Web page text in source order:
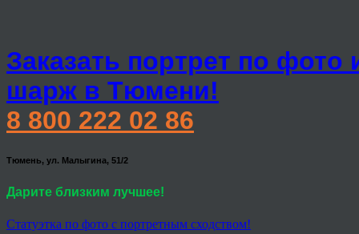
Заказать портрет по фото
шарж в Тюмени!
8 800 222 02 86
Тюмень, ул. Малыгина, 51/2
Дарите близким лучшее!
Статуэтка по фото с портретным сходством!